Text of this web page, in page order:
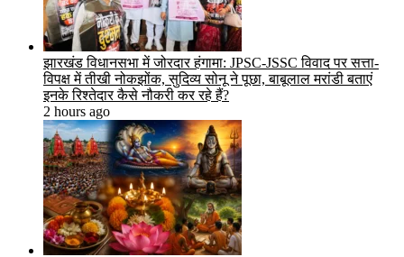
झारखंड विधानसभा में जोरदार हंगामा: JPSC-JSSC विवाद पर सत्ता-
विपक्ष में तीखी नोकझोंक, सुदिव्य सोनू ने पूछा, बाबूलाल मरांडी बताएं
इनके रिश्तेदार कैसे नौकरी कर रहे हैं?
2 hours ago